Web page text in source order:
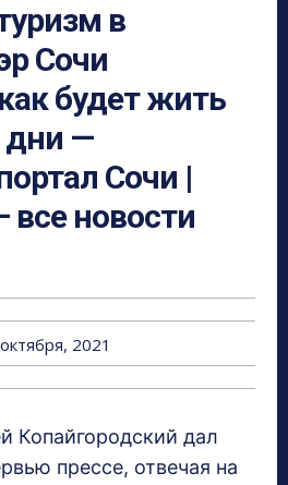
в
Сочи
будет жить
дни —
Сочи |
все новости
2021
Копайгородский дал
прессе, отвечая на